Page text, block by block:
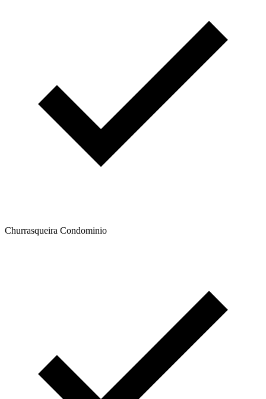
Churrasqueira Condominio